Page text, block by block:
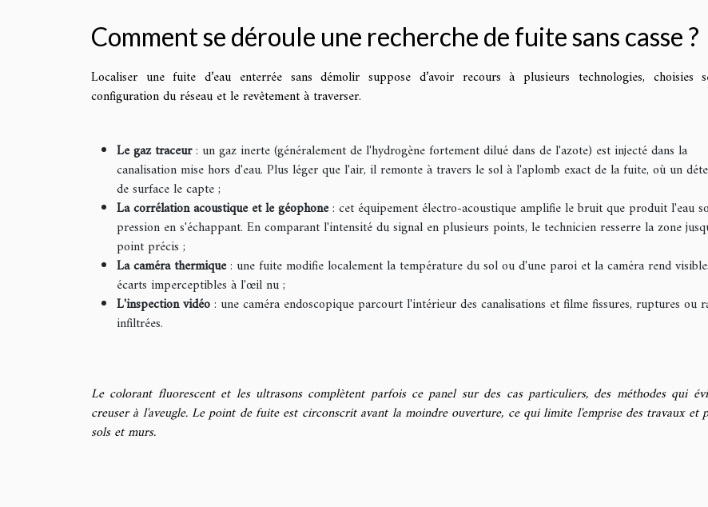
Comment se déroule une recherche de fuite sans casse ?
Localiser une fuite d’eau enterrée sans démolir suppose d’avoir recours à plusieurs technologies, choisies
configuration du réseau et le revêtement à traverser.
Le gaz traceur: un gaz inerte (généralement de l'hydrogène fortement dilué dans de l'azote) est injecté dans la
canalisation mise hors d'eau. Plus léger que l'air, il remonte à travers le sol à l'aplomb exact de la fuite, où un
de surface le capte ;
La corrélation acoustique et le géophone: cet équipement électro-acoustique amplifie le bruit que produit l'eau
pression en s'échappant. En comparant l'intensité du signal en plusieurs points, le technicien resserre la zone
point précis ;
La caméra thermique: une fuite modifie localement la température du sol ou d'une paroi et la caméra rend
écarts imperceptibles à l'œil nu ;
L'inspection vidéo: une caméra endoscopique parcourt l'intérieur des canalisations et filme fissures, ruptures ou
infiltrées.
Le colorant fluorescent et les ultrasons complètent parfois ce panel sur des cas particuliers, des méthodes qui
creuser à l'aveugle. Le point de fuite est circonscrit avant la moindre ouverture, ce qui limite l'emprise des travaux et
sols et murs.